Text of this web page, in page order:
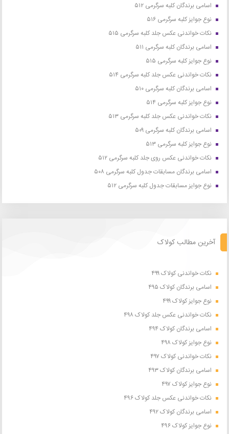
اسامی برندگان کلبه سرگرمی ۵۱۲
نوع جوایز کلبه سرگرمی ۵۱۶
نکات خواندنی عکس جلد کلبه سرگرمی ۵۱۵
اسامی برندگان کلبه سرگرمی ۵۱۱
نوع جوایز کلبه سرگرمی ۵۱۵
نکات خواندنی عکس جلد کلبه سرگرمی ۵۱۴
اسامی برندگان کلبه سرگرمی ۵۱۰
نوع جوایز کلبه سرگرمی ۵۱۴
نکات خواندنی عکس جلد کلبه سرگرمی ۵۱۳
اسامی برندگان کلبه سرگرمی ۵۰۹
نوع جوایز کلبه سرگرمی ۵۱۳
نکات خواندنی عکس روی جلد کلبه سرگرمی ۵۱۲
اسامی برندگان مسابقات جدول کلبه سرگرمی ۵۰۸
نوع جوایز مسابقات جدول کلبه سرگرمی ۵۱۲
آخرین مطالب کولاک
نکات خواندنی کولاک ۴۹۹
اسامی برندگان کولاک ۴۹۵
نوع جوایز کولاک ۴۹۹
نکات خواندنی عکس جلد کولاک ۴۹۸
اسامی برندگان کولاک ۴۹۴
نوع جوایز کولاک ۴۹۸
نکات خواندنی کولاک ۴۹۷
اسامی برندگان کولاک ۴۹۳
نوع جوایز کولاک ۴۹۷
نکات خواندنی عکس جلد کولاک ۴۹۶
اسامی برندگان کولاک ۴۹۲
نوع جوایز کولاک ۴۹۶